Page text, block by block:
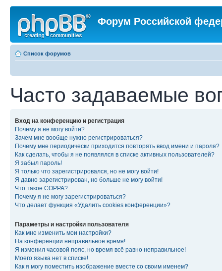
Форум Российской
Список форумов
Часто задаваемые
Вход на конференцию и регистрация
Почему я не могу войти?
Зачем мне вообще нужно регистрироваться?
Почему мне периодически приходится повторять ввод имени и пароля?
Как сделать, чтобы я не появлялся в списке активных пользователей?
Я забыл пароль!
Я только что зарегистрировался, но не могу войти!
Я давно зарегистрирован, но больше не могу войти!
Что такое COPPA?
Почему я не могу зарегистрироваться?
Что делает функция «Удалить cookies конференции»?
Параметры и настройки пользователя
Как мне изменить мои настройки?
На конференции неправильное время!
Я изменил часовой пояс, но время всё равно неправильное!
Моего языка нет в списке!
Как я могу поместить изображение вместе со своим именем?